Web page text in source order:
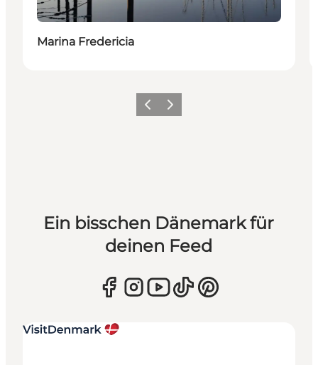
Marina Fredericia
ZurückWeiter
Ein bisschen Dänemark für
deinen Feed